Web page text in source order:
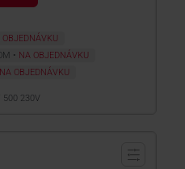
OBJEDNÁVKU
NA OBJEDNÁVKU
NA OBJEDNÁVKU
500 230V